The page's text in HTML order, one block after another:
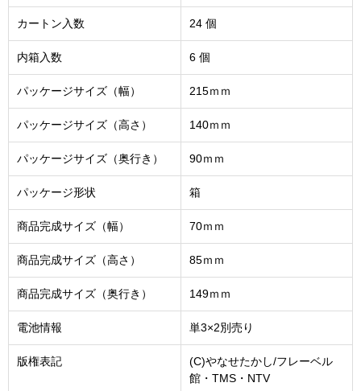
カートン入数 24 個
内箱入数 6 個
パッケージサイズ（幅） 215ｍｍ
パッケージサイズ（高さ） 140ｍｍ
パッケージサイズ（奥行き） 90ｍｍ
パッケージ形状 箱
商品完成サイズ（幅） 70ｍｍ
商品完成サイズ（高さ） 85ｍｍ
商品完成サイズ（奥行き） 149ｍｍ
電池情報 単3×2別売り
版権表記
(C)やなせたかし/フレーベル
館・TMS・NTV